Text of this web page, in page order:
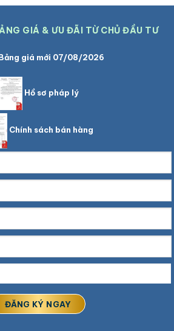
GIÁ & ƯU ĐÃI TỪ CHỦ ĐẦU TƯ
Bảng giá mới 07/08/2026
Hồ sơ pháp lý
Chính sách bán hàng